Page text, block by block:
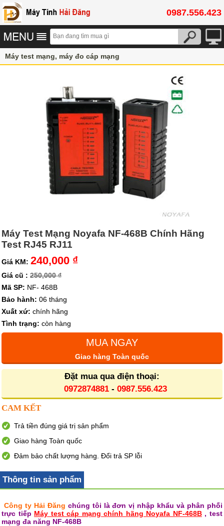
0987.556.423
Máy test mạng, máy đo cáp mạng
Máy Test Mạng Noyafa NF-468B Chính Hãng
Test RJ45 RJ11
Giá KM: 240,000 ₫
Giá cũ : 250,000 ₫
Mã SP: NF- 468B
Bảo hành: 06 tháng
Xuất xứ: chính hãng
Tình trạng: còn hàng
MUA NGAY
Giao hàng Toàn quốc
Đặt mua qua điện thoại:
0972874881- 0987.556.423
CAM KẾT
Trả tiền đúng giá trị sản phẩm
Giao hàng Toàn quốc
Đảm bảo chất lượng hàng. Đổi trả SP lỗi
Thông tin sản phẩm
Công ty Hải Đăng chúng tôi là đơn vị nhập khẩu và phân phối
trực tiếp Máy test cáp mạng chính hãng Noyafa NF-468B, test
mạng đa năng NF-468B